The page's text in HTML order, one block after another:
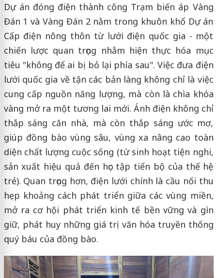
Dự án đóng điện thành công Trạm biến áp Vàng
Đán 1 và Vàng Đán 2 nằm trong khuôn khổ Dự án
Cấp điện nông thôn từ lưới điện quốc gia - một
chiến lược quan trọng nhằm hiện thực hóa mục
tiêu "không để ai bị bỏ lại phía sau". Việc đưa điện
lưới quốc gia về tận các bản làng không chỉ là việc
cung cấp nguồn năng lượng, mà còn là chìa khóa
vàng mở ra một tương lai mới. Ánh điện không chỉ
thắp sáng căn nhà, mà còn thắp sáng ước mơ,
giúp đồng bào vùng sâu, vùng xa nâng cao toàn
diện chất lượng cuộc sống (từ sinh hoạt tiện nghi,
sản xuất hiệu quả đến học tập tiến bộ của thế hệ
trẻ). Quan trọng hơn, điện lưới chính là cầu nối thu
hẹp khoảng cách phát triển giữa các vùng miền,
mở ra cơ hội phát triển kinh tế bền vững và gìn
giữ, phát huy những giá trị văn hóa truyền thống
quý báu của đồng bào.